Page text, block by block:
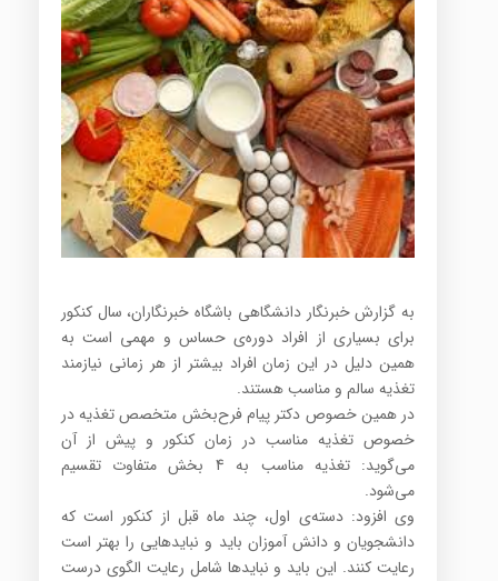
به گزارش خبرنگار دانشگاهی باشگاه خبرنگاران، سال کنکور
برای بسیاری از افراد دوره‌ی حساس و مهمی است به
همین دلیل در این زمان افراد بیشتر از هر زمانی نیازمند
تغذیه سالم و مناسب هستند.
در همین خصوص دکتر پیام فرح‌بخش متخصص تغذیه در
خصوص تغذیه مناسب در زمان کنکور و پیش از آن
می‌گوید: تغذیه مناسب به 4 بخش متفاوت تقسیم
می‌شود.
وی افزود: دسته‌ی اول، چند ماه قبل از کنکور است که
دانشجویان و دانش آموزان باید و نباید‌هایی را بهتر است
رعایت کنند. این باید و نباید‌ها شامل رعایت الگوی درست